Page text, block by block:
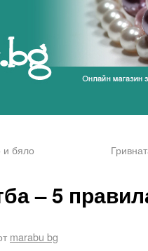
и бяло
– 5
marabu bg